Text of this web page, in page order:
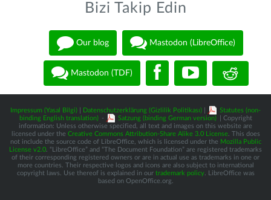
Bizi Takip Edin
Our blog Mastodon (LibreOffice)
Mastodon (TDF)
Impressum (Yasal Bilgi) Datenschutzerklärung (Gizlilik Politikası)
Statutes (non-
binding English translation) - Satzung (binding German version)
| Copyright
information: Unless otherwise specified, all text and images on this website are
licensed under the Creative Commons Attribution-Share Alike 3.0 License. This does
not include the source code of LibreOffice, which is licensed under the Mozilla Public
License v2.0 . “LibreOffice” and “The Document Foundation” are registered trademarks
of their corresponding registered owners or are in actual use as trademarks in one or
more countries. Their respective logos and icons are also subject to international
copyright laws. Use thereof is explained in our trademark policy. LibreOffice was
based on OpenOffice.org.